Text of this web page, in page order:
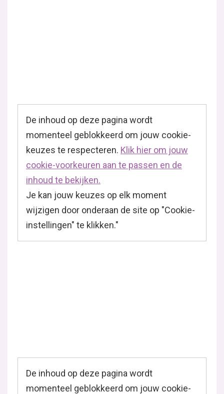
De inhoud op deze pagina wordt
momenteel geblokkeerd om jouw cookie-
keuzes te respecteren. Klik hier om jouw
cookie-voorkeuren aan te passen en de
inhoud te bekijken.
Je kan jouw keuzes op elk moment
wijzigen door onderaan de site op "Cookie-
instellingen" te klikken."
De inhoud op deze pagina wordt
momenteel geblokkeerd om jouw cookie-